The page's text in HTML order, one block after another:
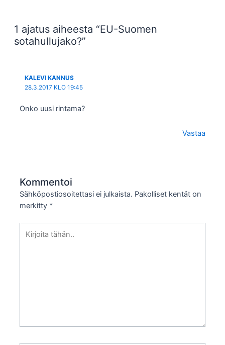
1 ajatus aiheesta “EU-Suomen
sotahullujako?”
KALEVI KANNUS
28.3.2017 KLO 19:45
Onko uusi rintama?
Vastaa
Kommentoi
Sähköpostiosoitettasi ei julkaista. Pakolliset kentät on
merkitty *
tähän..